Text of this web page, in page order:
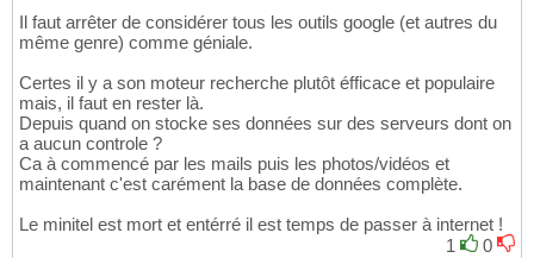
Il faut arrêter de considérer tous les outils google (et autres du
même genre) comme géniale.
Certes il y a son moteur recherche plutôt éfficace et populaire
mais, il faut en rester là.
Depuis quand on stocke ses données sur des serveurs dont on
a aucun controle ?
Ca à commencé par les mails puis les photos/vidéos et
maintenant c'est carément la base de données complète.
Le minitel est mort et entérré il est temps de passer à internet !
1
0